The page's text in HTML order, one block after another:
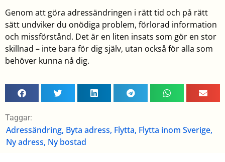
Genom att göra adressändringen i rätt tid och på rätt
sätt undviker du onödiga problem, förlorad information
och missförstånd. Det är en liten insats som gör en stor
skillnad – inte bara för dig själv, utan också för alla som
behöver kunna nå dig.
Taggar:
Adressändring, Byta adress, Flytta, Flytta inom Sverige,
Ny adress, Ny bostad